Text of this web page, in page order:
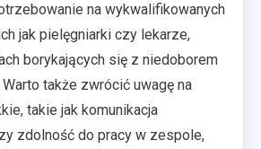
na wykwalifikowanych
jak pielęgniarki czy lekarze,
borykających się z niedoborem
także zwrócić uwagę na
takie jak komunikacja
zdolność do pracy w zespole,